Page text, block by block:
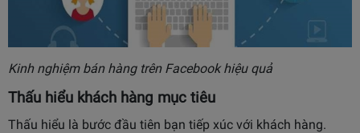
Kinh nghiệm bán hàng trên Facebook hiệu quả
Thấu hiểu khách hàng mục tiêu
Thấu hiểu là bước đầu tiên bạn tiếp xúc với khách hàng.